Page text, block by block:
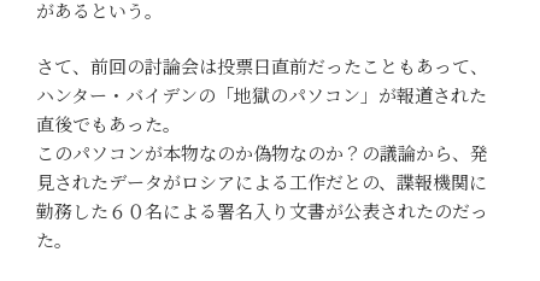
があるという。
さて、前回の討論会は投票日直前だったこともあって、
ハンター・バイデンの「地獄のパソコン」が報道された
直後でもあった。
このパソコンが本物なのか偽物なのか？の議論から、発
見されたデータがロシアによる工作だとの、諜報機関に
勤務した６０名による署名入り文書が公表されたのだっ
た。